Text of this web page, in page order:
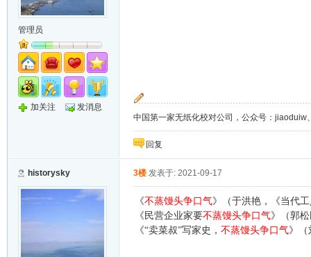
管理员
加关注 发消息
中国第一家无纸化校对公司，公众号：
回复
historysky 3楼 发表于: 2021-09-17
《不蒸馒头争口气》（于洪艳，《当代
《民营企业家要不蒸馒头争口气》（郭
《“卖菜叔”写家史， 不蒸馒头争口气》（